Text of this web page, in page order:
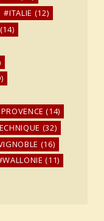
ITALIE (12)
(14)
(14)
(32)
(16)
WALLONIE (11)